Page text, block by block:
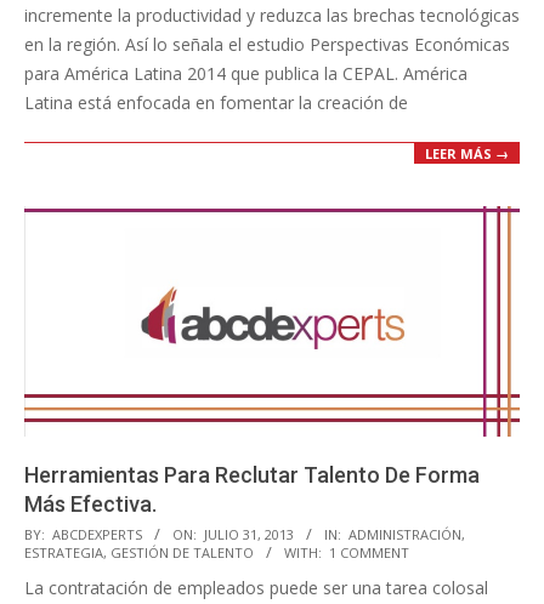
incremente la productividad y reduzca las brechas tecnológicas
en la región. Así lo señala el estudio Perspectivas Económicas
para América Latina 2014 que publica la CEPAL. América
Latina está enfocada en fomentar la creación de
LEER MÁS →
Herramientas Para Reclutar Talento De Forma
Más Efectiva.
2013-
07-
31
BY: ABCDEXPERTS ON: JULIO 31, 2013 IN: ADMINISTRACIÓN,
ESTRATEGIA, GESTIÓN DE TALENTO WITH: 1 COMMENT
La contratación de empleados puede ser una tarea colosal